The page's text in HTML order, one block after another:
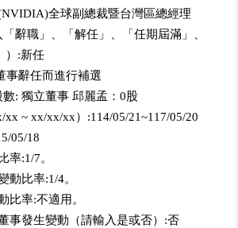
全球副總裁暨台灣區總經理
辭職」、「解任」、「任期屆滿」、
）:新任
事辭任而進行補選
: 獨立董事 邱麗孟：0股
~ xx/xx/xx）:114/05/21~117/05/20
05/18
率:1/7。
動比率:1/4。
比率:不適用。
事發生變動（請輸入是或否）:否